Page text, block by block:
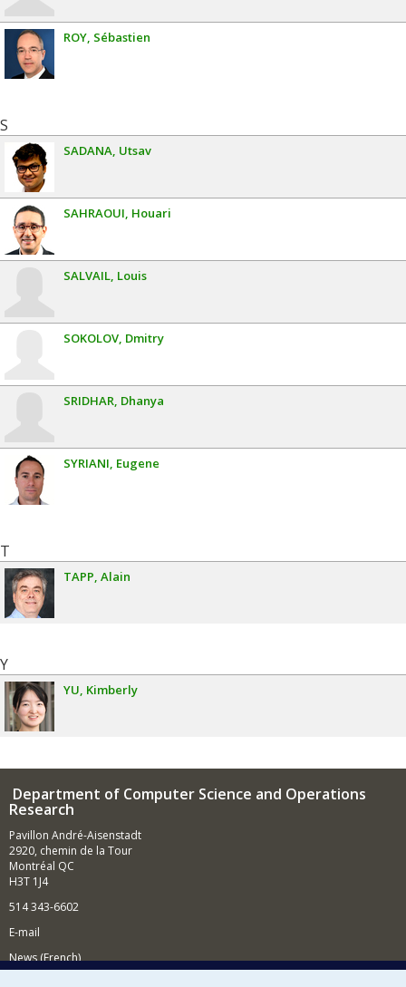
ROY Sébastien
S
SADANA Utsav
SAHRAOUI Houari
SALVAIL Louis
SOKOLOV Dmitry
SRIDHAR Dhanya
SYRIANI Eugene
T
TAPP Alain
Y
YU Kimberly
Department of Computer Science and Operations
Research
Pavillon André-Aisenstadt
2920, chemin de la Tour
Montréal QC
H3T 1J4
514 343-6602
E-mail
News (French)